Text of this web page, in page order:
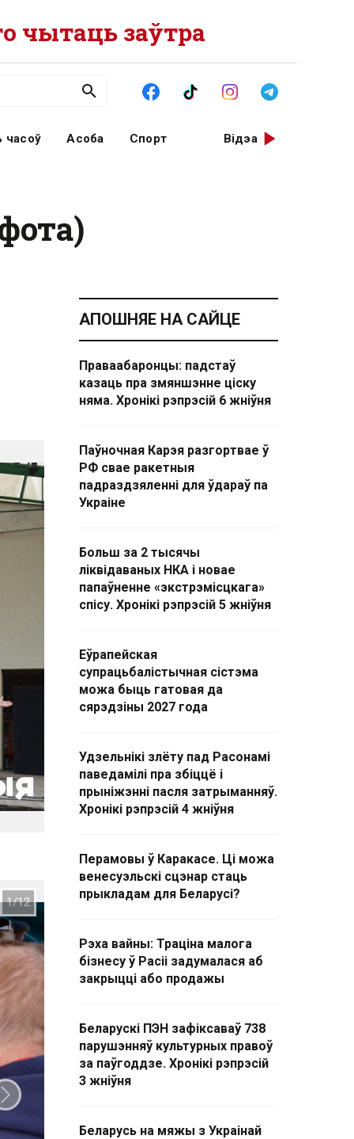
чытаць заўтра
часоў Асоба Спорт Відэа
Наступны слайд
АПОШНЯЕ НА САЙЦЕ
Праваабаронцы: падстаў
казаць пра змяншэнне ціску
няма. Хронікі рэпрэсій 6 жніўня
Паўночная Карэя разгортвае ў
РФ свае ракетныя
падраздзяленні для ўдараў па
Украіне
Больш за 2 тысячы
ліквідаваных НКА і новае
папаўненне «экстрэмісцкага»
спісу. Хронікі рэпрэсій 5 жніўня
Еўрапейская
супрацьбалістычная сістэма
можа быць гатовая да
сярэдзіны 2027 года
Удзельнікі злёту пад Расонамі
паведамілі пра збіццё і
прыніжэнні пасля затрыманняў.
Хронікі рэпрэсій 4 жніўня
Перамовы ў Каракасе. Ці можа
венесуэльскі сцэнар стаць
прыкладам для Беларусі?
Рэха вайны: Траціна малога
бізнесу ў Расіі задумалася аб
закрыцці або продажы
Беларускі ПЭН зафіксаваў 738
парушэнняў культурных правоў
за паўгоддзе. Хронікі рэпрэсій
3 жніўня
Беларусь на мяжы з Украінай